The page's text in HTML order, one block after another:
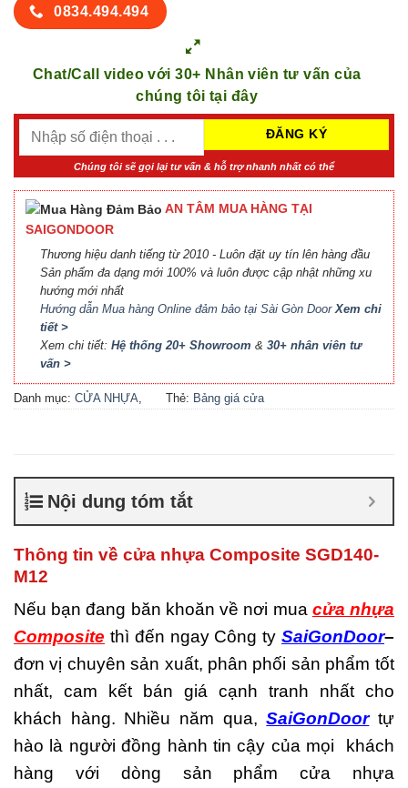
0834.494.494
Chat/Call video với 30+ Nhân viên tư vấn của
chúng tôi tại đây
Chúng tôi sẽ gọi lại tư vấn & hỗ trợ nhanh nhất có thể
AN TÂM MUA HÀNG TẠI
SAIGONDOOR
Thương hiệu danh tiếng từ 2010 - Luôn đặt uy tín lên hàng đầu
Sản phẩm đa dạng mới 100% và luôn được cập nhật những xu
hướng mới nhất
Hướng dẫn Mua hàng Online đảm bảo tại Sài Gòn DoorXem chi
tiết >
Xem chi tiết: Hệ thống 20+ Showroom & 30+ nhân viên tư
vấn >
Danh mục: CỬA NHỰA,
Thẻ: Bảng giá cửa
nhiêu
là gì,
TPHCM,Cửa nhựa gỗ
Đánh giá cửa nhựa
nhựa giả gỗ chất lượng
Nhược điểm của nhựa
composite,Nơi bán cửa
nhựa Composite
Nơi bán
cửa nhựa Composite uy tín,
Sản xuất cửa nhựa
Nội dung tóm tắt
Thông tin về cửa nhựa Composite SGD140-
M12
Nếu bạn đang băn khoăn về nơi mua cửa nhựa
Composite thì đến ngay Công ty SaiGonDoor–
đơn vị chuyên sản xuất, phân phối sản phẩm tốt
nhất, cam kết bán giá cạnh tranh nhất cho
khách hàng. Nhiều năm qua,SaiGonDoortự
hào là người đồng hành tin cậy của mọi khách
hàng với dòng sản phẩm cửa nhựa